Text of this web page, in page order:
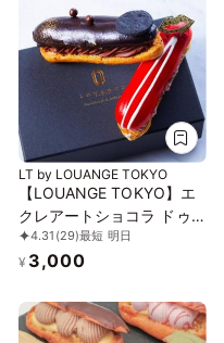
LT by LOUANGE TOKYO
【LOUANGE TOKYO】エ
クレアートショコラ ドゥ
お中元2026
4.31 (29)最短 明日
¥ 3,000